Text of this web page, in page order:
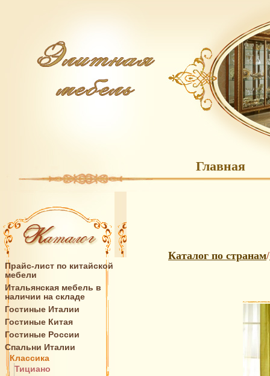
Главная
Прайс-лист по китайской
мебели
Итальянская мебель в
наличии на складе
Гостиные Италии
Гостиные Китая
Гостиные России
Спальни Италии
Классика
Тициано
Каталог по странам/